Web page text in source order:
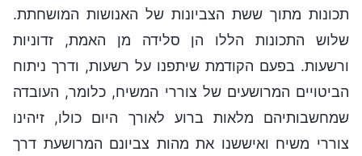
תכונות מתוך ששת הצביונות של האנושות המושחתת.
שלוש התכונות הללו הן סלידה מן האמת, זדוניות
ורשעות. בפעם הקודמת שיתפנו על רשעות, ודרך ניתוח
הביטויים המרושעים של צוררי המשיח, כלומר, העובדה
שמחשבותיהם מלאות ברוע לאורך היום כולו, זיהינו
צוררי משיח ואיששנו את מהות צביונם המרושעת דרך